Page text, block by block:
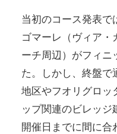
当初のコース発表で
ゴマーレ（ヴィア・
ーチ周辺）がフィニ
た。しかし、終盤で
地区やフオリグロッ
ップ関連のビレッ
開催日までに間に合